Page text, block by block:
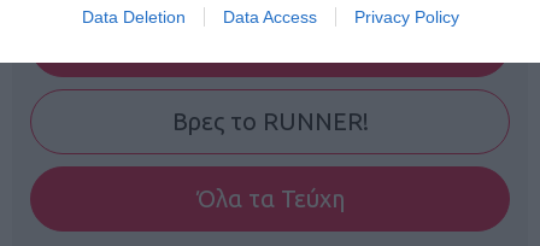
Data Deletion Data Access Privacy Policy
Βρες το RUNNER!
Όλα τα Τεύχη